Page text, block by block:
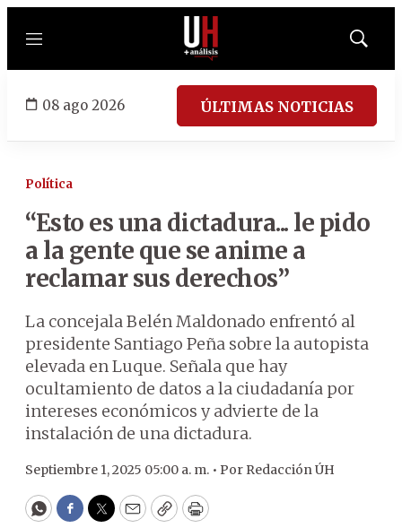
Menú
Mostrar
08 ago 2026 ÚLTIMAS NOTICIAS
Política
“Esto es una dictadura... le pido
a la gente que se anime a
reclamar sus derechos”
La concejala Belén Maldonado enfrentó al
presidente Santiago Peña sobre la autopista
elevada en Luque. Señala que hay
ocultamiento de datos a la ciudadanía por
intereses económicos y advierte de la
instalación de una dictadura.
Septiembre 1, 2025 05:00 a. m. • Por Redacción ÚH
WhatsApp
Facebook
Twitter
EmailCopyPrint